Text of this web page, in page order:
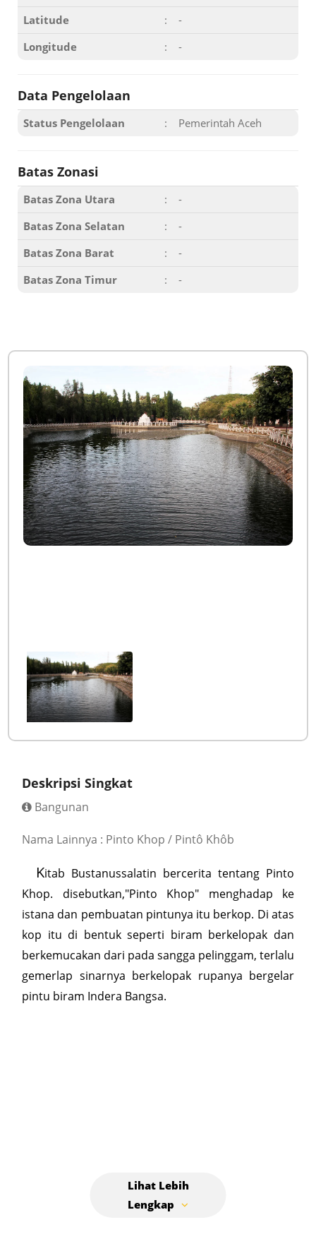
Latitude :
-
Longitude
: -
Data Pengelolaan
Status Pengelolaan : Pemerintah Aceh
Batas Zonasi
Batas Zona Utara :
-
Batas Zona Selatan
:
-
Batas Zona Barat
:
-
Batas Zona Timur
: -
Deskripsi Singkat
Bangunan
Nama Lainnya : Pinto Khop / Pintô Khôb
Kitab Bustanussalatin bercerita tentang Pinto
Khop. disebutkan,"Pinto Khop" menghadap ke
istana dan pembuatan pintunya itu berkop. Di atas
kop itu di bentuk seperti biram berkelopak dan
berkemucakan dari pada sangga pelinggam, terlalu
gemerlap sinarnya berkelopak rupanya bergelar
pintu biram Indera Bangsa.